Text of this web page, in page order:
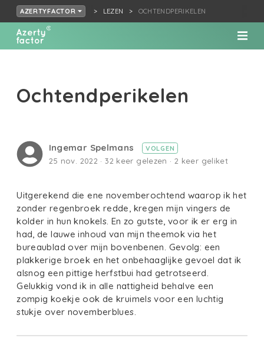
AZERTYFACTOR LEZEN OCHTENDPERIKELEN
Ochtendperikelen
Ingemar Spelmans VOLGEN
25 nov. 2022 · 32 keer gelezen · 2 keer geliket
Uitgerekend die ene novemberochtend waarop ik het
zonder regenbroek redde, kregen mijn vingers de
kolder in hun knokels. En zo gutste, voor ik er erg in
had, de lauwe inhoud van mijn theemok via het
bureaublad over mijn bovenbenen. Gevolg: een
plakkerige broek en het onbehaaglijke gevoel dat ik
alsnog een pittige herfstbui had getrotseerd.
Gelukkig vond ik in alle nattigheid behalve een
zompig koekje ook de kruimels voor een luchtig
stukje over novemberblues.